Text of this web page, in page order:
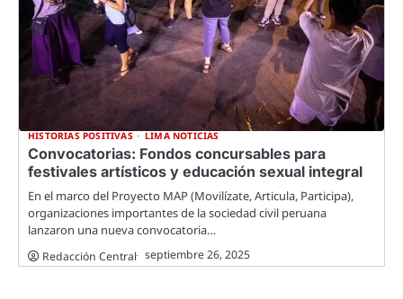
HISTORIAS POSITIVAS LIMA NOTICIAS
Convocatorias: Fondos concursables para
festivales artísticos y educación sexual integral
En el marco del Proyecto MAP (Movilízate, Articula, Participa),
organizaciones importantes de la sociedad civil peruana
lanzaron una nueva convocatoria…
Redacción Central septiembre 26, 2025